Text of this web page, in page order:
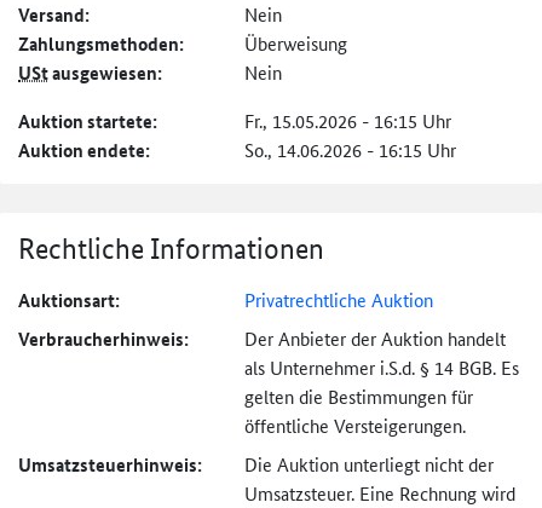
Versand: Nein
Zahlungs­methoden: Überweisung
UStausgewiesen: Nein
Auktion startete: Fr., 15.05.2026 - 16:15 Uhr
Auktion endete: So., 14.06.2026 - 16:15 Uhr
Rechtliche Informationen
Auktionsart: Privatrechtliche Auktion
Verbraucher­hinweis:
Der Anbieter der Auktion handelt
als Unternehmer i.S.d. § 14 BGB. Es
gelten die Bestimmungen für
öffentliche Versteigerungen.
Umsatzsteuer­hinweis:
Die Auktion unterliegt nicht der
Umsatzsteuer. Eine Rechnung wird